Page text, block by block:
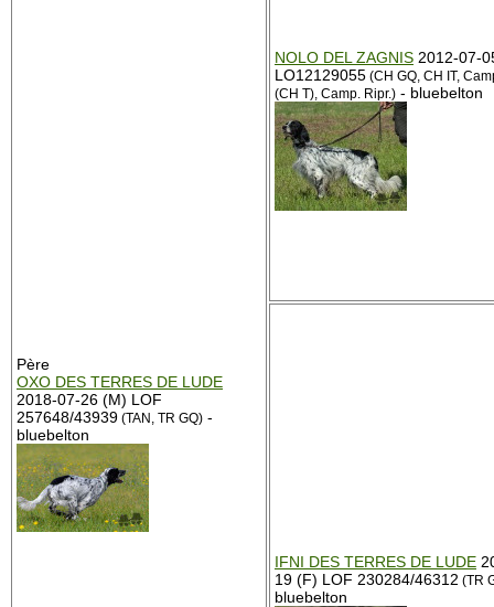
Père
OXO DES TERRES DE LUDE
2018-07-26 (M) LOF
257648/43939 (TAN, TR GQ) -
bluebelton
NOLO DEL ZAGNIS 2012-07-
LO12129055 (CH GQ, CH IT,
(CH T), Camp. Ripr.) - bluebelton
IFNI DES TERRES DE LUDE
19 (F) LOF 230284/46312 (TR
bluebelton